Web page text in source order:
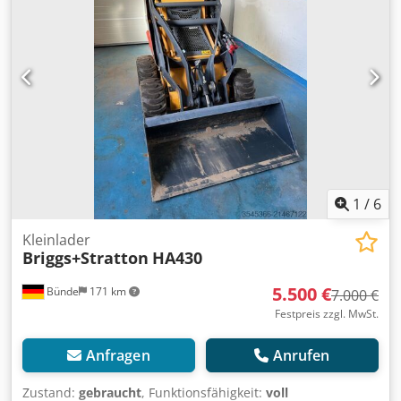
unverbindlich. Fehlerfreiheit und Genauigkeit der hier
gemachten Angaben sind nicht garantiert. Eine
Gewährleistung und /oder Haftung ist ausgeschlossen. Es
können Abweichungen von der oben angeführten
Beschreibung nicht ausgeschlossen werden. Wir weisen
darauf hin, dass der Gegenstand eines zum Abschluss
kommenden Kaufvertrages ausschließlich das
Kraftfahrzeug in seinem tatsächlichen Zustand sein wird.
Csdpfx Aezrl D Nebijha
1 / 6
Bünde 171 km
Kleinlader
Briggs+Stratton HA430
5.500 €7.000 €
Festpreis zzgl. MwSt.
Anfragen Anrufen
Zustand: gebraucht, Funktionsfähigkeit: voll